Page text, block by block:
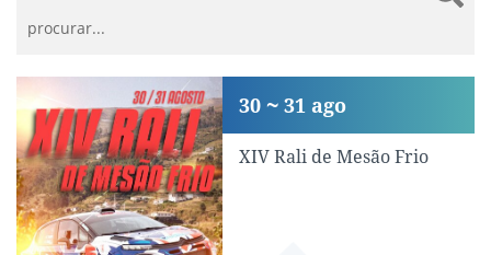
XIV Rali de Mesão Frio
XIV Rali de Mesão Frio
30 31 ago